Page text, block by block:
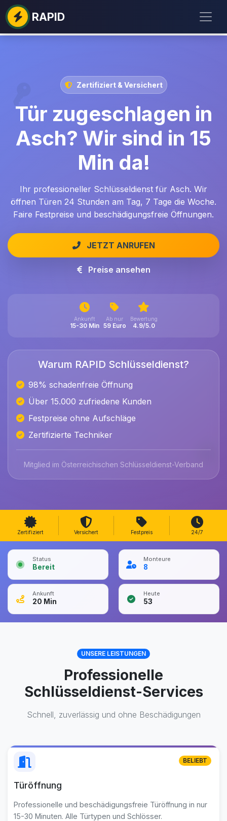
RAPID
Zertifiziert & Versichert
Tür zugeschlagen in
Asch? Wir sind in 15
Min da!
Ihr professioneller Schlüsseldienst für Asch. Wir
öffnen Türen 24 Stunden am Tag, 7 Tage die Woche.
Faire Festpreise und beschädigungsfreie Öffnungen.
JETZT ANRUFEN
Preise ansehen
Ankunft
15-30 Min
Ab nur
59 Euro
Bewertung
4.9/5.0
Warum RAPID Schlüsseldienst?
98% schadenfreie Öffnung
Über 15.000 zufriedene Kunden
Festpreise ohne Aufschläge
Zertifizierte Techniker
Mitglied im Österreichischen Schlüsseldienst-Verband
Zertifiziert Versichert Festpreis 24/7
Status
Bereit
Monteure
8
Ankunft
20 Min
Heute
53
UNSERE LEISTUNGEN
Professionelle
Schlüsseldienst-Services
Schnell, zuverlässig und ohne Beschädigungen
Türöffnung
Professionelle und beschädigungsfreie Türöffnung in nur
15-30 Minuten. Alle Türtypen und Schlösser.
BELIEBT